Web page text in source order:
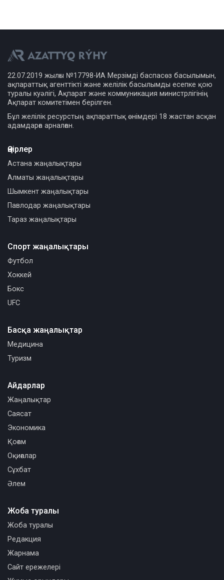
22.07.2019 жылғы №17798-ИА Мерзімді баспасөз басылымын,
ақпараттық агенттікті және желілік басылымды есепке қою
туралы куәлігі, Ақпарат және коммуникация министрлігінің
Ақпарат комитетімен берілген.
Бұл желілік ресурстың ақпараттық өнімдері 18 жастан асқан
адамдарға арналған.
Өңірлер
Астана жаңалықтары
Алматы жаңалықтары
Шымкент жаңалықтары
Павлодар жаңалықтары
Тараз жаңалықтары
Спорт жаңалықтары
Футбол
Хоккей
Бокс
UFC
Басқа жаңалықтар
Медицина
Туризм
Айдарлар
Жаңалықтар
Саясат
Экономика
Қоғам
Оқиғалар
Сұхбат
Әлем
Жоба туралы
Жоба туралы
Редакция
Жарнама
Сайт ережелері